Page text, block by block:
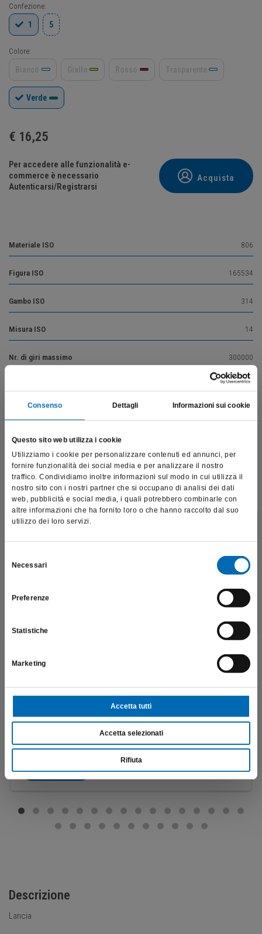
Consenso Dettagli Informazioni sui cookie
Questo sito web utilizza i cookie
Utilizziamo i cookie per personalizzare contenuti ed annunci, per
fornire funzionalità dei social media e per analizzare il nostro
traffico. Condividiamo inoltre informazioni sul modo in cui utilizza il
nostro sito con i nostri partner che si occupano di analisi dei dati
web, pubblicità e social media, i quali potrebbero combinarle con
altre informazioni che ha fornito loro o che hanno raccolto dal suo
utilizzo dei loro servizi.
delNecessari
Preferenze
Statistiche
Marketing
Accetta tutti
Accetta selezionati
Rifiuta
Confezione:
1
5
Colore:
Verde
€ 16,25
Per accedere alle funzionalità e-
commerce è necessario
Autenticarsi/Registrarsi
Acquista
Materiale ISO 806
Figura ISO 165534
Gambo ISO 314
Misura ISO 14
Nr. di giri massimo 300000
160000
Vai alla descrizione del prodotto
Prodotti correlati
Riduttore occlusale omotetico
369A
€133,90
Scopri di più
Descrizione
Lancia
professionali e riporta dati, prodotti e beni sensibili per la
salute e la sicurezza del paziente; pertanto, per visitare il sito,